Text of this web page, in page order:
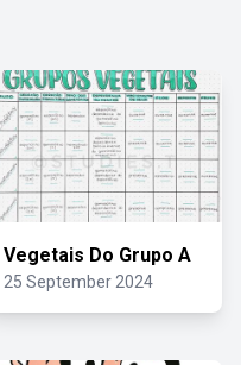
Vegetais Do Grupo A
25 September 2024